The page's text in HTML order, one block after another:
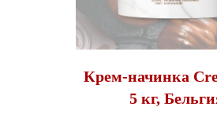
Крем-начинка
5 кг,